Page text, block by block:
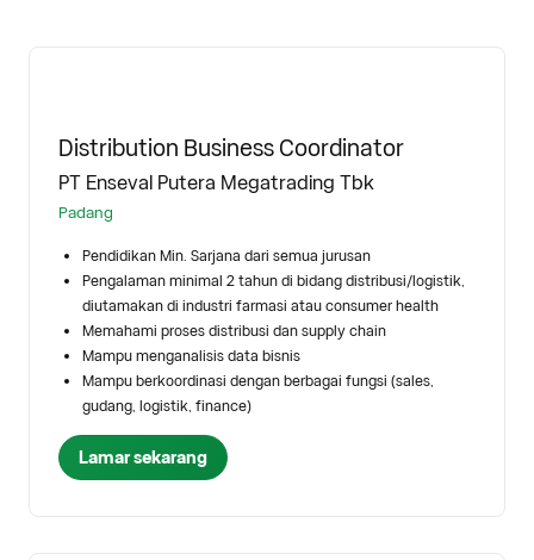
Distribution Business Coordinator
PT Enseval Putera Megatrading Tbk
Padang
Pendidikan Min. Sarjana dari semua jurusan
Pengalaman minimal 2 tahun di bidang distribusi/logistik,
diutamakan di industri farmasi atau consumer health
Memahami proses distribusi dan supply chain
Mampu menganalisis data bisnis
Mampu berkoordinasi dengan berbagai fungsi (sales,
gudang, logistik, finance)
Lamar sekarang